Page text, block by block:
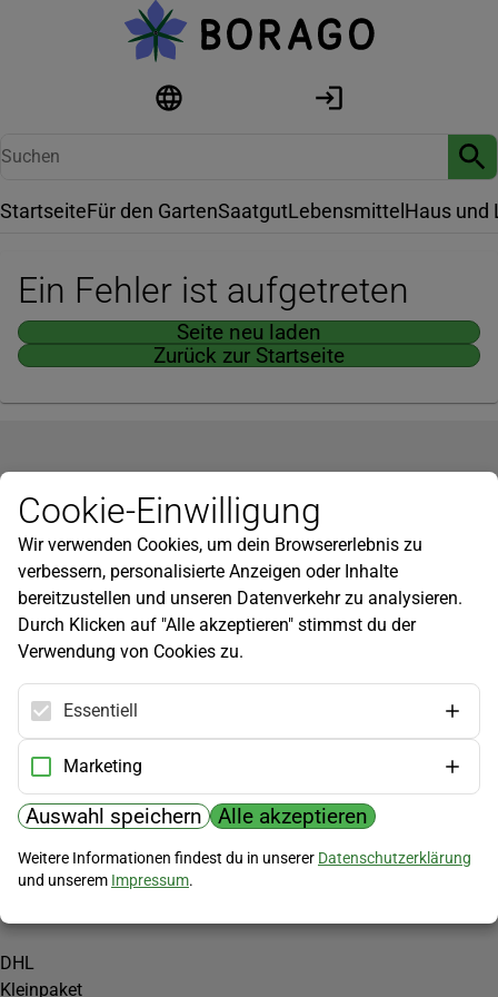
StartseiteFür den GartenSaatgutLebensmittel Haus und
Ein Fehler ist aufgetreten
Seite neu laden
Zurück zur Startseite
Newsletter
Infos zu neuen Produkten, Gartentipps und mehr findest du in
unserem Newsletter!
Jetzt anmelden
Hilfe
Kundenservice
Widerrufsbelehrung
Versandkosten
Zahlungsmöglichkeiten
PayPal
Vorkasse
Versand
DHL
Kleinpaket
Cookie-Einwilligung
Wir verwenden Cookies, um dein Browsererlebnis zu
verbessern, personalisierte Anzeigen oder Inhalte
bereitzustellen und unseren Datenverkehr zu analysieren.
Durch Klicken auf "Alle akzeptieren" stimmst du der
Verwendung von Cookies zu.
Essentiell
Marketing
Auswahl speichern Alle akzeptieren
Weitere Informationen findest du in unserer Datenschutzerklärung
und unserem Impressum.